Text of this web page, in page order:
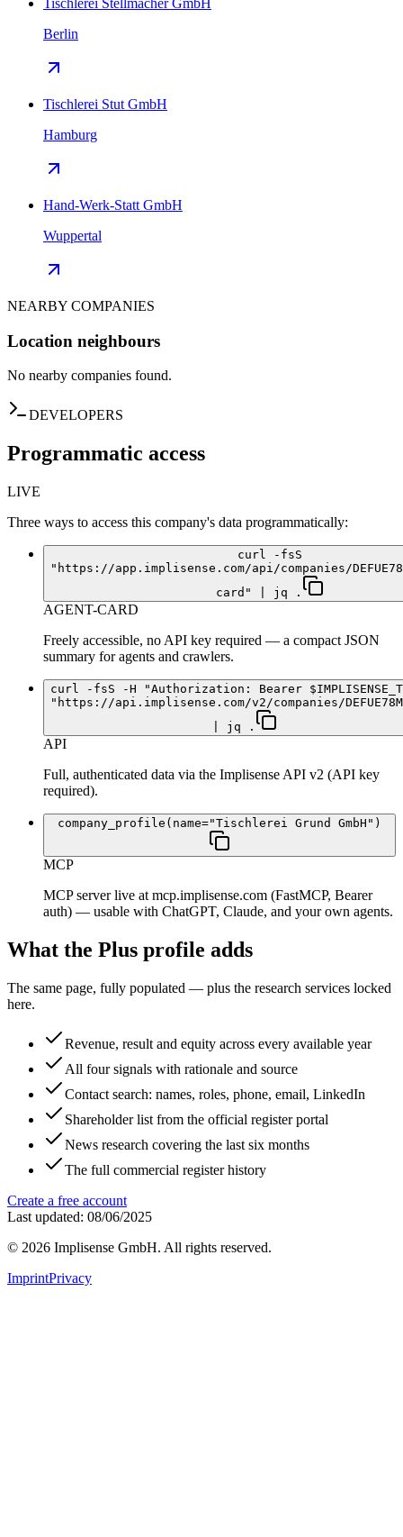
Berlin
Tischlerei Stut GmbH
Hamburg
Hand-Werk-Statt GmbH
Wuppertal
NEARBY COMPANIES
Location neighbours
No nearby companies found.
DEVELOPERS
Programmatic access
LIVE
Three ways to access this company's data programmatically:
curl -fsS
"https://app.implisense.com/api/companies/
card" | jq .
AGENT-CARD
Freely accessible, no API key required — a compact JSON
summary for agents and crawlers.
curl -fsS -H "Authorization: Bearer
"https://api.implisense.com/v2/companies/
| jq .
API
Full, authenticated data via the Implisense API v2 (API key
required).
company_profile(name="Tischlerei Grund GmbH")
MCP
MCP server live at mcp.implisense.com (FastMCP, Bearer
auth) — usable with ChatGPT, Claude, and your own agents.
What the Plus profile adds
The same page, fully populated — plus the research services locked
here.
Revenue, result and equity across every available year
All four signals with rationale and source
Contact search: names, roles, phone, email, LinkedIn
Shareholder list from the official register portal
News research covering the last six months
The full commercial register history
Create a free account
Last updated: 08/06/2025
© 2026 Implisense GmbH. All rights reserved.
ImprintPrivacy